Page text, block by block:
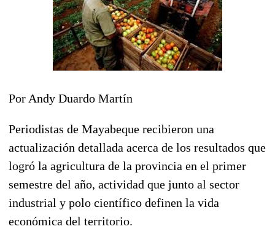
Por Andy Duardo Martín
Periodistas de Mayabeque recibieron una
actualización detallada acerca de los resultados que
logró la agricultura de la provincia en el primer
semestre del año, actividad que junto al sector
industrial y polo científico definen la vida
económica del territorio.